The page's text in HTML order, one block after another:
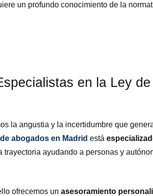
un profundo conocimiento de la
en la Ley
la angustia y la incertidumbre que
abogados en Madrid está
trayectoria ayudando a personas y
ofrecemos un asesoramiento